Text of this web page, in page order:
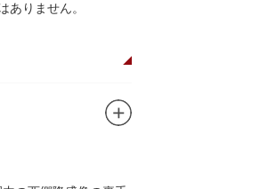
りません。